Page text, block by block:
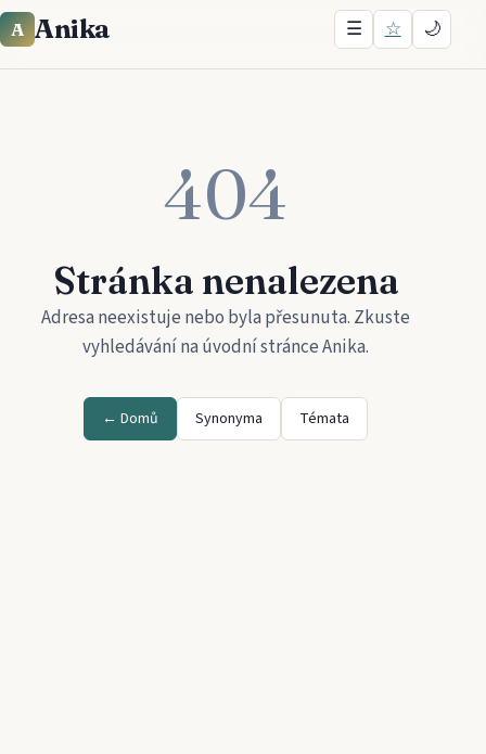
A Anika ☰ ☆ 🌙
404
Stránka nenalezena
Adresa neexistuje nebo byla přesunuta. Zkuste
vyhledávání na úvodní stránceAnika.
← Domů Synonyma Témata